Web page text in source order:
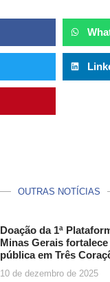
OUTRAS NOTÍCIAS
Doação da 1ª
Minas Gerais
pública em Três
10 de dezembro de 2025